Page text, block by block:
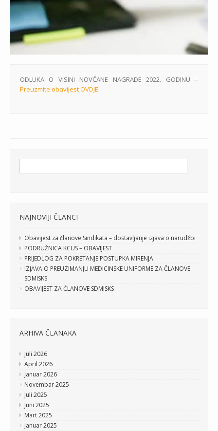
ODLUKA O VISINI NOVČANE NAGRADE 2022. GODINU –
Preuzmite obavijest OVDJE
NAJNOVIJI ČLANCI
Obavijest za članove Sindikata – dostavljanje izjava o narudžbi
PODRUŽNICA KCUS – OBAVIJEST
PRIJEDLOG ZA POKRETANJE POSTUPKA MIRENJA
IZJAVA O PREUZIMANJU MEDICINSKE UNIFORME ZA ČLANOVE
SDMISKS
OBAVIJEST ZA ČLANOVE SDMISKS
ARHIVA ČLANAKA
Juli 2026
April 2026
Januar 2026
Novembar 2025
Juli 2025
Juni 2025
Mart 2025
Januar 2025